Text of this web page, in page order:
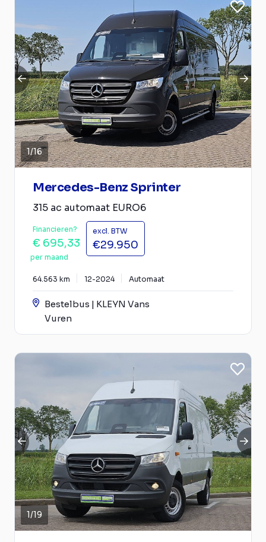
1/16
Mercedes-Benz Sprinter
315 ac automaat EURO6
Financieren?
€ 695,33
per maand
excl. BTW
€29.950
64.563 km 12-2024 Automaat
Bestelbus | KLEYN Vans
Vuren
1/19